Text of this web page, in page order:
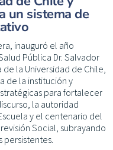
un sistema de
inauguró el año
Pública Dr. Salvador
la Universidad de Chile,
de la institución y
para fortalecer
la autoridad
y el centenario del
Social, subrayando
persistentes.